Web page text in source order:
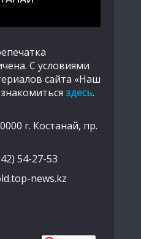
С условиями
сайта «Наш
здесь.
г. Костанай, пр.
54-27-53
news.kz